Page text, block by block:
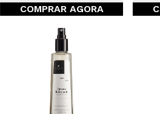
COMPRAR AGORA